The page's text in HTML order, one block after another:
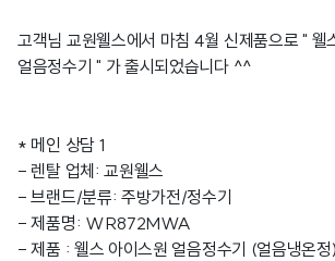
고객님 교원웰스에서 마침 4월 신제품으로 " 웰
얼음정수기 " 가 출시되었습니다 ^^
* 메인 상담 1
- 렌탈 업체: 교원웰스
- 브랜드/분류: 주방가전/정수기
- 제품명: WR872MWA
- 제품 : 웰스 아이스원 얼음정수기 (얼음냉온정)